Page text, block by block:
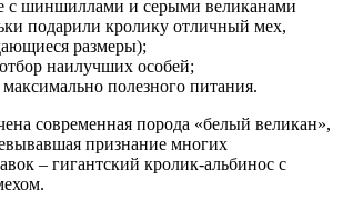
с шиншиллами и серыми великанами
подарили кролику отличный мех,
размеры);
наилучших особей;
полезного питания.
современная порода «белый великан»,
признание многих
– гигантский кролик-альбинос с